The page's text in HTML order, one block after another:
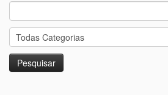
Search
for: